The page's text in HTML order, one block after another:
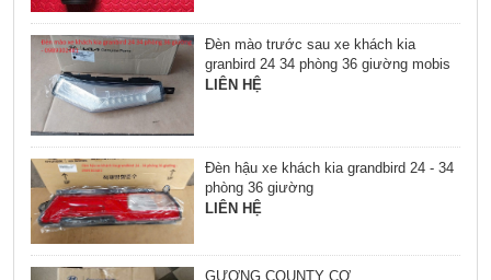
Đèn mào trước sau xe khách kia
granbird 24 34 phòng 36 giường mobis
LIÊN HỆ
Đèn hậu xe khách kia grandbird 24 - 34
phòng 36 giường
LIÊN HỆ
GƯƠNG COUNTY CƠ